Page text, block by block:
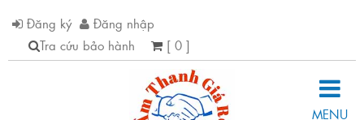
Đăng ký
Đăng nhập
Tra cứu bảo hành
[ 0 ]
MENU